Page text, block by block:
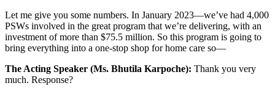
Let me give you some numbers. In January 2023—we’ve had 4,000
PSWs involved in the great program that we’re delivering, with an
investment of more than $75.5 million. So this program is going to
bring everything into a one-stop shop for home care so—
The Acting Speaker (Ms. Bhutila Karpoche): Thank you very
much. Response?